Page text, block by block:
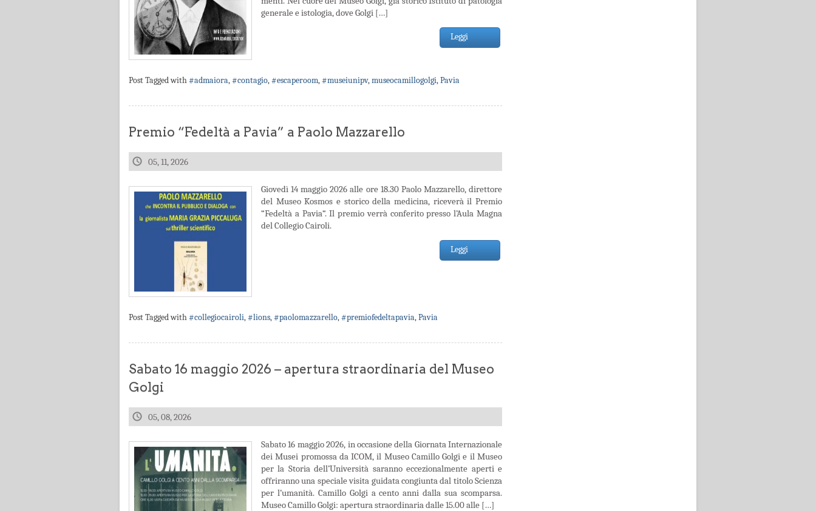
generale e istologia, dove Golgi […]
Leggi
Post Tagged with#admaiora,#contagio,#escaperoom,#museiunipv,museocamillogolgi,Pavia
Premio “Fedeltà a Pavia” a Paolo Mazzarello
05, 11, 2026
Giovedì 14 maggio 2026 alle ore 18.30 Paolo Mazzarello, direttore
del Museo Kosmos e storico della medicina, riceverà il Premio
“Fedeltà a Pavia“. Il premio verrà conferito presso l’Aula Magna
del Collegio Cairoli.
Leggi
Post Tagged with#collegiocairoli,#lions,#paolomazzarello,#premiofedeltapavia,Pavia
Sabato 16 maggio 2026 – apertura straordinaria del Museo
Golgi
05, 08, 2026
Sabato 16 maggio 2026, in occasione della Giornata Internazionale
dei Musei promossa da ICOM, il Museo Camillo Golgi e il Museo
per la Storia dell’Università saranno eccezionalmente aperti e
offriranno una speciale visita guidata congiunta dal titolo Scienza
per l’umanità. Camillo Golgi a cento anni dalla sua scomparsa.
Museo Camillo Golgi: apertura straordinaria dalle 15.00 alle […]